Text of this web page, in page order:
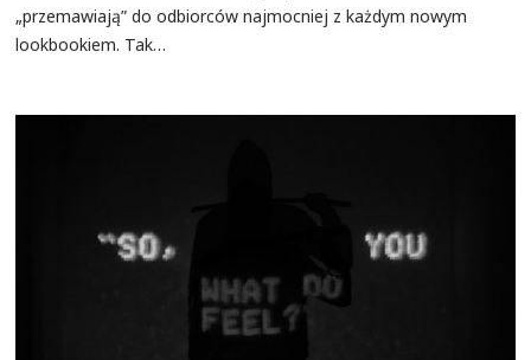
„przemawiają” do odbiorców najmocniej z każdym nowym
lookbookiem. Tak…